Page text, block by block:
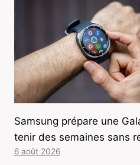
Samsung prépare une
tenir des semaines sans
6 août 2026